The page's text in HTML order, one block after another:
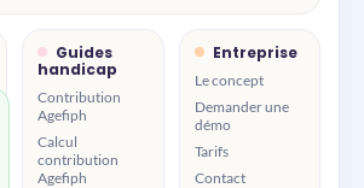
Guides
handicap
Contribution
Agefiph
Calcul
contribution
Agefiph
Entreprise
Le concept
Demander une
démo
Tarifs
Contact